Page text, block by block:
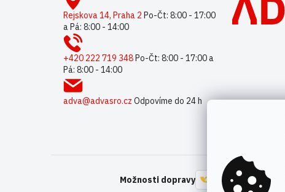
Rejskova 14, Praha 2 Po-Čt: 8:00 - 17:00
a Pá: 8:00 - 14:00
+420 222 719 348 Po-Čt: 8:00 - 17:00 a
Pá: 8:00 - 14:00
adva@advasro.cz Odpovíme do 24 h
Možnosti dopravy